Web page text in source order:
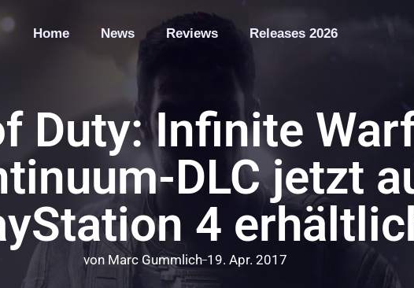
Home News Reviews Releases 2026
Duty: Infinite
DLC jetzt
4
von Marc Gummlich 19. Apr. 2017